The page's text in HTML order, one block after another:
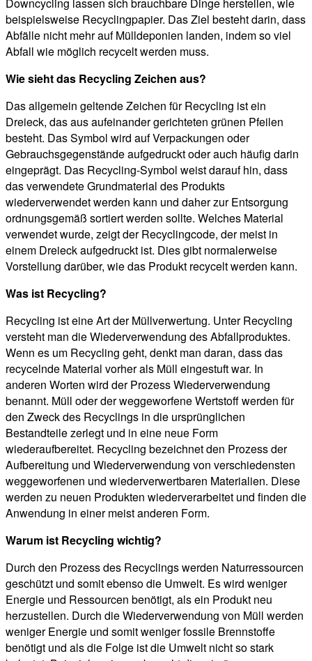
Downcycling lassen sich brauchbare Dinge herstellen, wie
beispielsweise Recyclingpapier. Das Ziel besteht darin, dass
Abfälle nicht mehr auf Mülldeponien landen, indem so viel
Abfall wie möglich recycelt werden muss.
Wie sieht das Recycling Zeichen aus?
Das allgemein geltende Zeichen für Recycling ist ein
Dreieck, das aus aufeinander gerichteten grünen Pfeilen
besteht. Das Symbol wird auf Verpackungen oder
Gebrauchsgegenstände aufgedruckt oder auch häufig darin
eingeprägt. Das Recycling-Symbol weist darauf hin, dass
das verwendete Grundmaterial des Produkts
wiederverwendet werden kann und daher zur Entsorgung
ordnungsgemäß sortiert werden sollte. Welches Material
verwendet wurde, zeigt der Recyclingcode, der meist in
einem Dreieck aufgedruckt ist. Dies gibt normalerweise
Vorstellung darüber, wie das Produkt recycelt werden kann.
Was ist Recycling?
Recycling ist eine Art der Müllverwertung. Unter Recycling
versteht man die Wiederverwendung des Abfallproduktes.
Wenn es um Recycling geht, denkt man daran, dass das
recycelnde Material vorher als Müll eingestuft war. In
anderen Worten wird der Prozess Wiederverwendung
benannt. Müll oder der weggeworfene Wertstoff werden für
den Zweck des Recyclings in die ursprünglichen
Bestandteile zerlegt und in eine neue Form
wiederaufbereitet. Recycling bezeichnet den Prozess der
Aufbereitung und Wiederverwendung von verschiedensten
weggeworfenen und wiederverwertbaren Materialien. Diese
werden zu neuen Produkten wiederverarbeitet und finden die
Anwendung in einer meist anderen Form.
Warum ist Recycling wichtig?
Durch den Prozess des Recyclings werden Naturressourcen
geschützt und somit ebenso die Umwelt. Es wird weniger
Energie und Ressourcen benötigt, als ein Produkt neu
herzustellen. Durch die Wiederverwendung von Müll werden
weniger Energie und somit weniger fossile Brennstoffe
benötigt und als die Folge ist die Umwelt nicht so stark